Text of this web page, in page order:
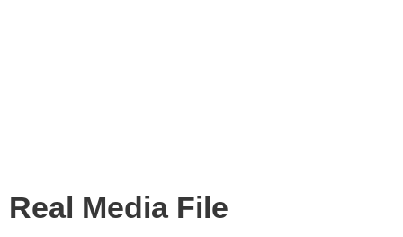
Real Media File